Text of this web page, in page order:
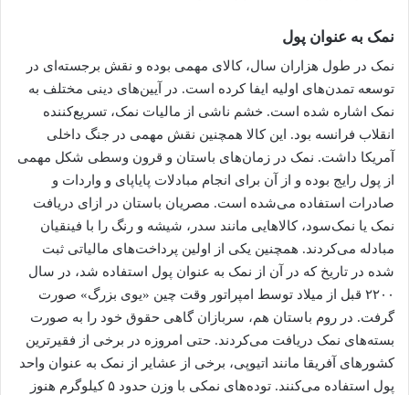
نمک به عنوان پول
نمک در طول هزاران سال، کالای مهمی بوده و نقش برجسته‌ای در
توسعه تمدن‌های اولیه ایفا کرده است. در آیین‌های دینی مختلف به
نمک اشاره شده است. خشم ناشی از مالیات نمک، تسریع‌کننده
انقلاب فرانسه بود. این کالا همچنین نقش مهمی در جنگ داخلی
آمریکا داشت. نمک در زمان‌های باستان و قرون وسطی شکل مهمی
از پول رایج بوده و از آن برای انجام مبادلات پایاپای و واردات و
صادرات استفاده می‌شده است. مصریان باستان در ازای دریافت
نمک یا نمک‌سود، کالاهایی مانند سدر، شیشه و رنگ را با فینقیان
مبادله می‌کردند. همچنین یکی از اولین پرداخت‌های مالیاتی ثبت
شده در تاریخ که در آن از نمک به عنوان پول استفاده شد، در سال
۲۲۰۰ قبل از میلاد توسط امپراتور وقت چین «یوی بزرگ» صورت
گرفت. در روم باستان هم، سربازان گاهی حقوق خود را به صورت
بسته‌های نمک دریافت می‌کردند. حتی امروزه در برخی از فقیرترین
کشورهای آفریقا مانند اتیوپی، برخی از عشایر از نمک به عنوان واحد
پول استفاده می‌کنند. توده‌های نمکی با وزن حدود ۵ کیلوگرم هنوز